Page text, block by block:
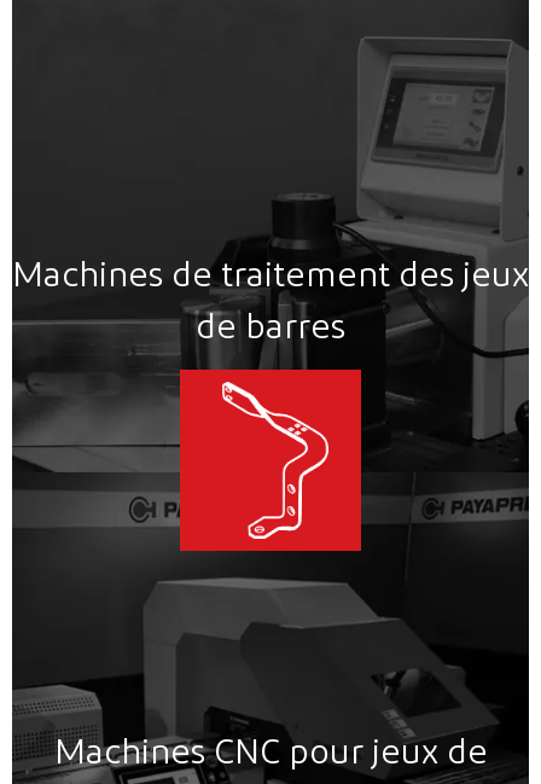
Machines de traitement des jeux
de barres
Machines CNC pour jeux de